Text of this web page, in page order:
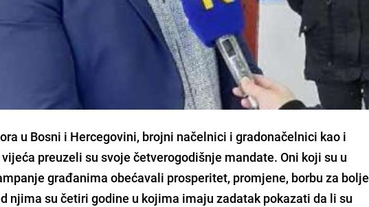
u Bosni i Hercegovini, brojni načelnici i gradonačelnici kao i
preuzeli su svoje četverogodišnje mandate. Oni koji su u
građanima obećavali prosperitet, promjene, borbu za bolje
njima su četiri godine u kojima imaju zadatak pokazati da li su